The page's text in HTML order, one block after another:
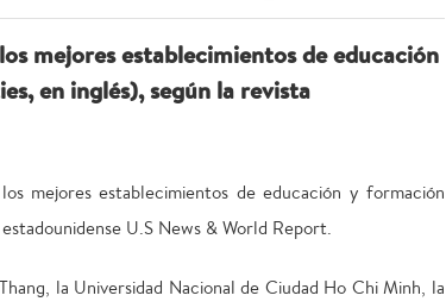
mejores establecimientos de educación
en inglés), según la revista
mejores establecimientos de educación y formación
U.S News & World Report.
la Universidad Nacional de Ciudad Ho Chi Minh, la